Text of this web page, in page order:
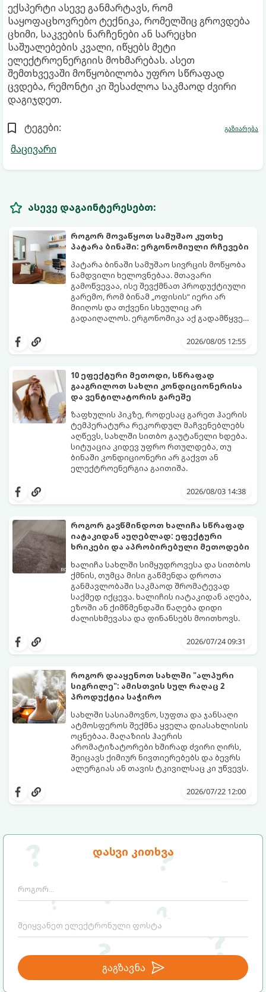
დასვი კითხვა
გაგზავნა
ექსპერტი ასევე განმარტავს, რომ
საყოფაცხოვრებო ტექნიკა, რომელშიც გროვდება
ცხიმი, საკვების ნარჩენები ან სარეცხი
საშუალებების კვალი, იწყებს მეტი
ელექტროენერგიის მოხმარებას. ასეთ
შემთხვევაში მოწყობილობა უფრო სწრაფად
ცვდება, რემონტი კი შესაძლოა საკმაოდ ძვირი
დაგიჯდეთ.
ტეგები:
მაცივარი
გაზიარება
ასევე დაგაინტერესებთ:
როგორ მოვაწყოთ სამუშაო კუთხე
პატარა ბინაში: ერგონომიული რჩევები
პატარა ბინაში სამუშაო სივრცის მოწყობა
ნამდვილი ხელოვნებაა. მთავარი
გამოწვევაა, ისე შევქმნათ პროდუქტიული
გარემო, რომ ბინამ „ოფისის“ იერი არ
მიიღოს და თქვენი სხეულიც არ
გადაიღალოს. ერგონომიკა აქ გადამწყვეტ
2026/08/05 12:55
10 ეფექტური მეთოდი, სწრაფად
გააგრილოთ სახლი კონდიციონერისა
და ვენტილატორის გარეშე
ზაფხულის პიკზე, როდესაც გარეთ ჰაერის
ტემპერატურა რეკორდულ მაჩვენებლებს
აღწევს, სახლში სითბო გაუტანელი ხდება.
სიტუაცია კიდევ უფრო რთულდება, თუ
ბინაში კონდიციონერი არ გაქვთ ან
ელექტროენერგია გაითიშა.
კანონები და გამოცდილი ყოფითი ხრიკები,
სასიამოვნო სიგრილე სპეციალური
ტექნიკის გარეშეც.
გთავაზობთ 10 საუკეთესო და
ხელმისაწვდომ მეთოდს:
2026/08/03 14:38
როგორ გავწმინდოთ ხალიჩა სწრაფად
იატაკიდან აუღებლად: ეფექტური
ხრიკები და აპრობირებული მეთოდები
ხალიჩა სახლში სიმყუდროვესა და სითბოს
ქმნის, თუმცა მისი გაწმენდა დროთა
განმავლობაში საკმაოდ შრომატევად
საქმედ იქცევა. ხალიჩის იატაკიდან აღება,
ეზოში ან ქიმწმენდაში წაღება დიდი
ძალისხმევასა და ფინანსებს მოითხოვს.
ეფექტური, ბიუჯეტური და აპრობირებული
ლაქების ამოყვანასა და პირვანდელი
სიახლის დაბრუნებას.
2026/07/24 09:31
როგორ დააყენოთ სახლში "ალპური
სიგრილე": ამისთვის სულ რაღაც 2
პროდუქტია საჭირო
სახლში სასიამოვნო, სუფთა და ჯანსაღი
ატმოსფეროს შექმნა ყველა დიასახლისის
ოცნებაა. მაღაზიის ჰაერის
არომატიზატორები ხშირად ძვირი ღირს,
შეიცავს ქიმიურ ნივთიერებებს და ბევრს
ალერგიას ან თავის ტკივილსაც კი უწვევს.
სიგრილისა“ და სიახლის ეფექტის მიღწევა
ინგრედიენტი დაგჭირდებათ, რომლებიც
2026/07/22 12:00